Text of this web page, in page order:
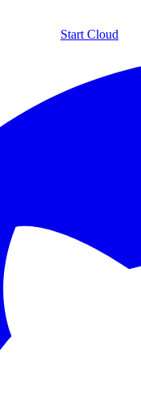
Start Cloud